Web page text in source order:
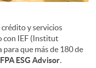
crédito y servicios
con IEF (Institut
para que más de 180 de
ESG Advisor.